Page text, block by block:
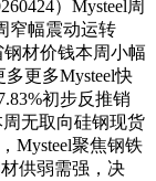
）Mysteel周
窄幅震动运转
钢材价钱本周小幅
多更多Mysteel快
初步反推销
无取向硅钢现货
Mysteel聚焦钢铁
供弱需强，决